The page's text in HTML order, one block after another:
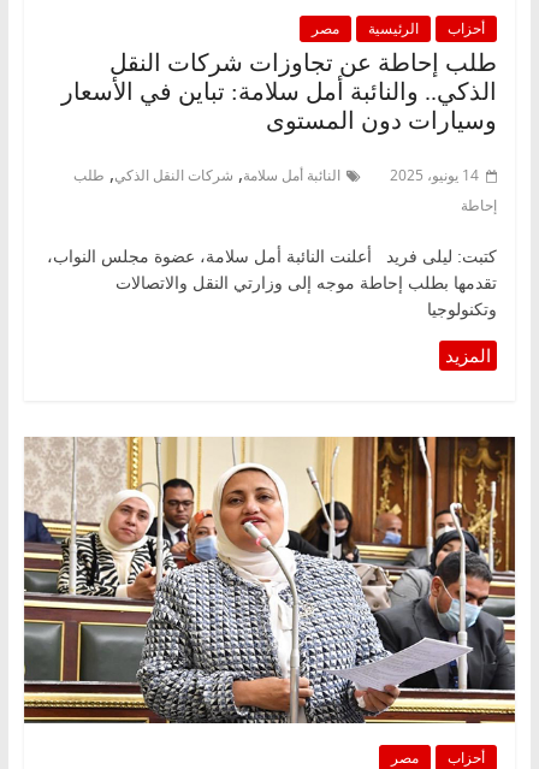
أحزاب الرئيسية مصر
طلب إحاطة عن تجاوزات شركات النقل
الذكي.. والنائبة أمل سلامة: تباين في الأسعار
وسيارات دون المستوى
14 يونيو، 2025 النائبة أمل سلامة, شركات النقل الذكي, طلب
إحاطة
كتبت: ليلى فريد أعلنت النائبة أمل سلامة، عضوة مجلس النواب،
تقدمها بطلب إحاطة موجه إلى وزارتي النقل والاتصالات
وتكنولوجيا
أحزاب مصر